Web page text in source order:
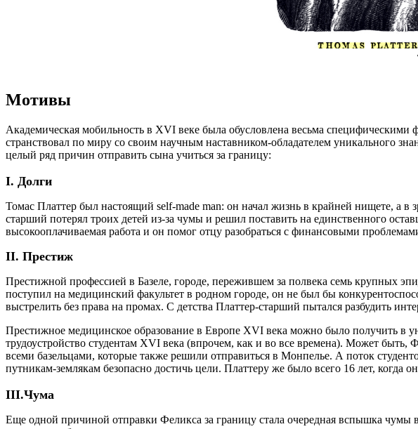
Мотивы
Академическая мобильность в XVI веке была обусловлена весьма специфическими
странствовал по миру со своим научным наставником-обладателем уникального
целый ряд причин отправить сына учиться за границу:
I. Долги
Томас Платтер был настоящий self-made man: он начал жизнь в крайней нищете, а в
старший потерял троих детей из-за чумы и решил поставить на единственного
высокооплачиваемая работа и он помог отцу разобраться с финансовыми
II. Престиж
Престижной профессией в Базеле, городе, пережившем за полвека семь крупных
поступил на медицинский факультет в родном городе, он не был бы
выстрелить без права на промах. С детства Платтер-старший пытался разбудить
Престижное медицинское образование в Европе XVI века можно было получить в
трудоустройство студентам XVI века (впрочем, как и во все времена). Может быть,
всеми базельцами, которые также решили отправиться в Монпелье. А поток
путникам-землякам безопасно достичь цели. Платтеру же было всего 16 лет, когда
III.Чума
Еще одной причиной отправки Феликса за границу стала очередная вспышка чумы